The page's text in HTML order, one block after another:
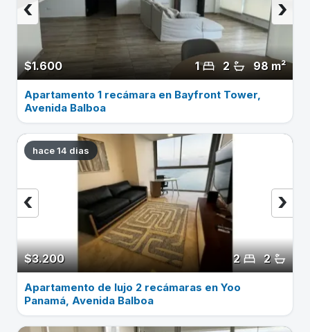
$1.600 98 m²
2
1
›
‹
Apartamento 1 recámara en Bayfront Tower,
Avenida Balboa
hace 14 dias
$3.200 2
2
›
‹
Apartamento de lujo 2 recámaras en Yoo
Panamá, Avenida Balboa